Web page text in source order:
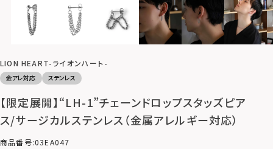
LION HEART-ライオンハート-
金アレ対応 ステンレス
【限定展開】“LH-1”チェーンドロップスタッズピア
ス/サージカルステンレス（金属アレルギー対応）
商品番号 03EA047